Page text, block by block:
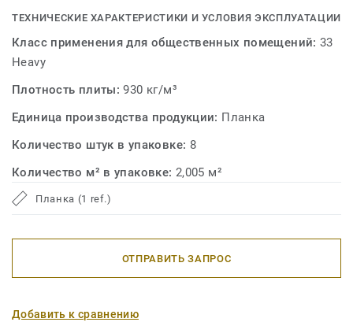
ТЕХНИЧЕСКИЕ ХАРАКТЕРИСТИКИ И УСЛОВИЯ ЭКСПЛУАТАЦИИ
Класс применения для общественных помещений:33
Heavy
Плотность плиты:930 кг/м³
Единица производства продукции: Планка
Количество штук в упаковке: 8
Количество м² в упаковке: 2,005 м²
Планка (1 ref.)
ОТПРАВИТЬ ЗАПРОС
Добавить к сравнению